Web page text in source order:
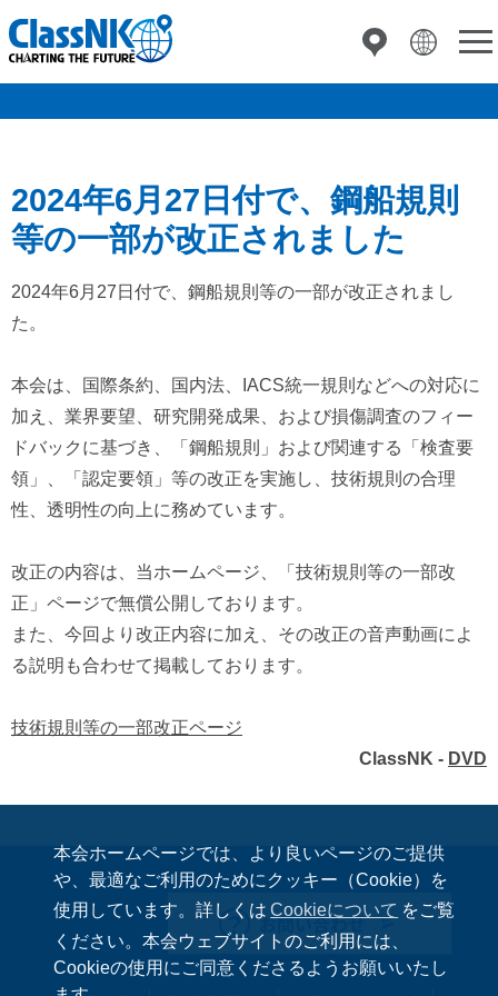
本会ホームページでは、より良いページのご提供
や、最適なご利用のためにクッキー（Cookie）を
使用しています。詳しくは Cookieについて をご覧
ください。本会ウェブサイトのご利用には、
Cookieの使用にご同意くださるようお願いいたし
2024年6月27日付で、鋼船規則
等の一部が改正されました
2024年6月27日付で、鋼船規則等の一部が改正されまし
た。
本会は、国際条約、国内法、IACS統一規則などへの対応に
加え、業界要望、研究開発成果、および損傷調査のフィー
ドバックに基づき、「鋼船規則」および関連する「検査要
領」、「認定要領」等の改正を実施し、技術規則の合理
性、透明性の向上に務めています。
改正の内容は、当ホームページ、「技術規則等の一部改
正」ページで無償公開しております。
また、今回より改正内容に加え、その改正の音声動画によ
る説明も合わせて掲載しております。
技術規則等の一部改正ページ
ClassNK - DVD
お問い合わせ